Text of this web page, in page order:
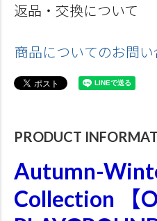
返品・交換について
商品についてのお問い
PRODUCT
Autumn-
Collection 【